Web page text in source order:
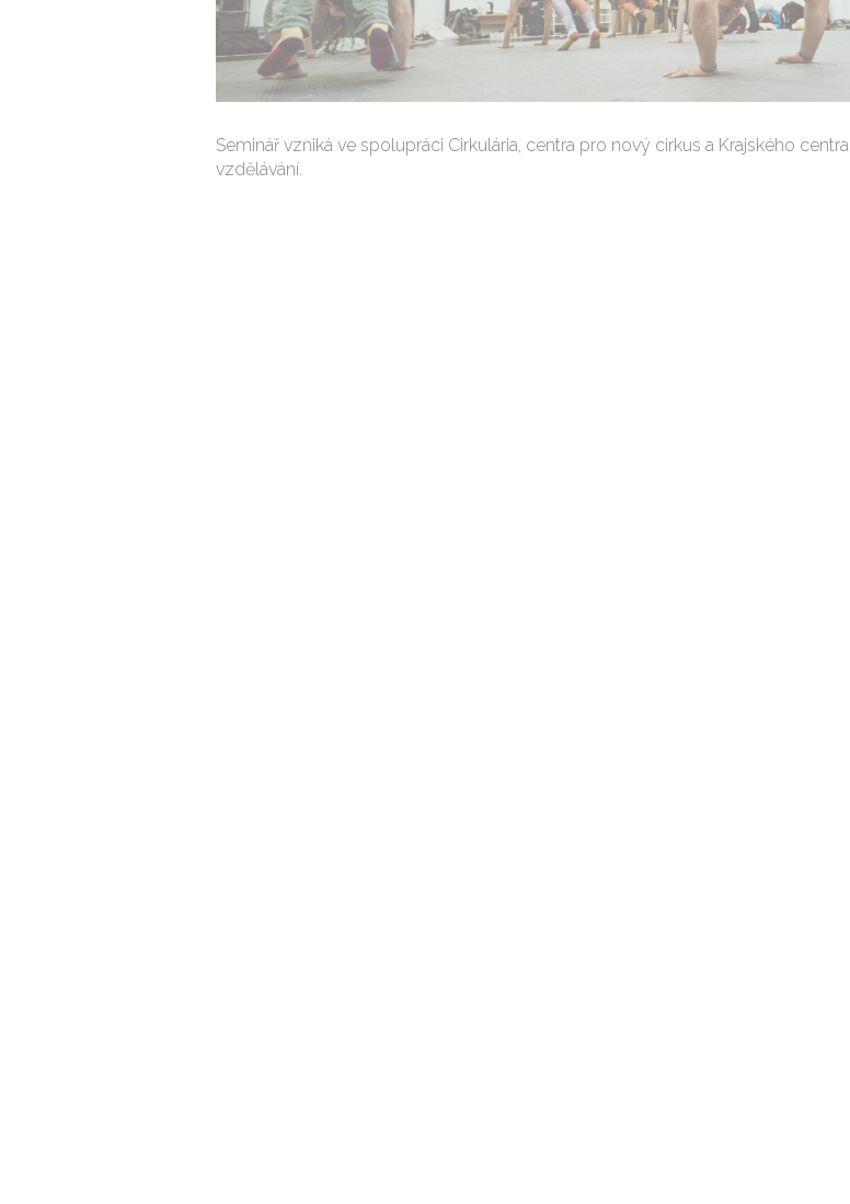
Seminář vzniká ve spolupráci Cirkulária, centra pro nový cirkus a Krajského centra
vzdělávání.